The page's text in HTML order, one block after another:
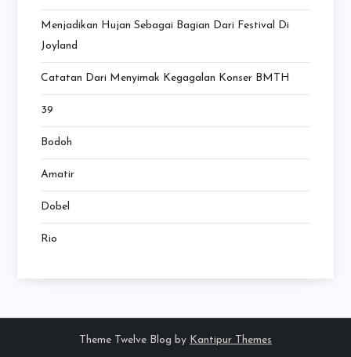
Menjadikan Hujan Sebagai Bagian Dari Festival Di
Joyland
Catatan Dari Menyimak Kegagalan Konser BMTH
39
Bodoh
Amatir
Dobel
Rio
Theme Twelve Blog by Kantipur Themes